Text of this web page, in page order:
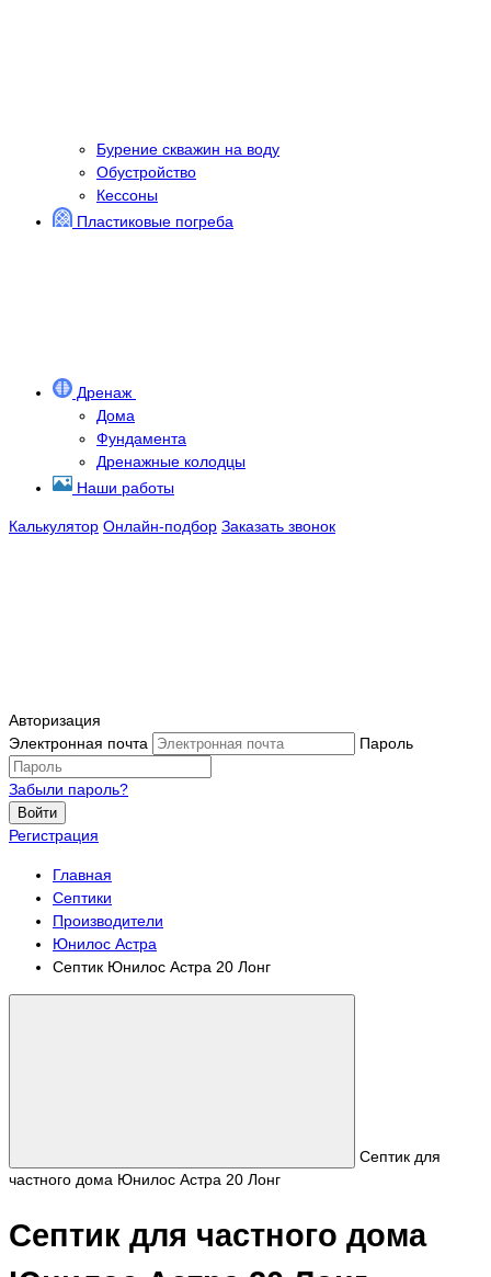
Бурение скважин на воду
Обустройство
Кессоны
Пластиковые погреба
Дренаж
Дома
Фундамента
Дренажные колодцы
Наши работы
Калькулятор Онлайн-подбор Заказать звонок
Авторизация
Электронная почта
Пароль
Забыли пароль?
Войти
Регистрация
Главная
Септики
Производители
Юнилос Астра
Септик Юнилос Астра 20 Лонг
Септик для
частного дома Юнилос Астра 20 Лонг
Септик для частного дома